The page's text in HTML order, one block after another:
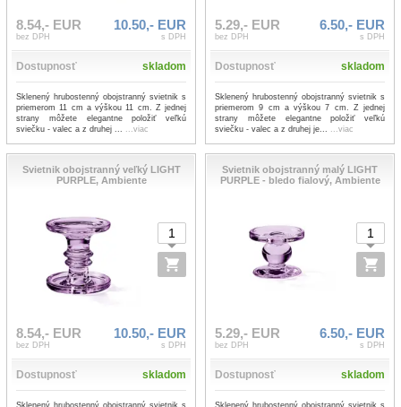
8.54,- EUR
bez DPH
10.50,- EUR
s DPH
Dostupnosť skladom
Sklenený hrubostenný obojstranný svietnik s
priemerom 11 cm a výškou 11 cm. Z jednej
strany môžete elegantne položiť veľkú
sviečku - valec a z druhej ... ...viac
5.29,- EUR
bez DPH
6.50,- EUR
s DPH
Dostupnosť skladom
Sklenený hrubostenný obojstranný svietnik s
priemerom 9 cm a výškou 7 cm. Z jednej
strany môžete elegantne položiť veľkú
sviečku - valec a z druhej je... ...viac
Svietnik obojstranný veľký LIGHT
PURPLE, Ambiente
8.54,- EUR
bez DPH
10.50,- EUR
s DPH
Dostupnosť skladom
Sklenený hrubostenný obojstranný svietnik s
Svietnik obojstranný malý LIGHT
PURPLE - bledo fialový, Ambiente
5.29,- EUR
bez DPH
6.50,- EUR
s DPH
Dostupnosť skladom
Sklenený hrubostenný obojstranný svietnik s